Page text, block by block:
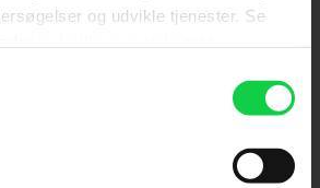
og udvikle tjenester. Se
fra vores
eller ved at trykke på "Privacy